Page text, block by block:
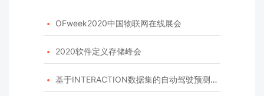
 OFweek2020中国物联网在线展会
 2020软件定义存储峰会
 基于INTERACTION数据集的自动驾驶预测模型挑战赛